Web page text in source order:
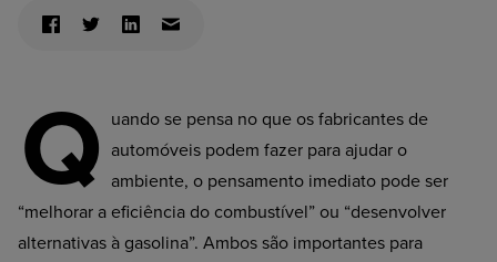
Q uando se pensa no que os fabricantes de
automóveis podem fazer para ajudar o
ambiente, o pensamento imediato pode ser
“melhorar a eficiência do combustível” ou “desenvolver
alternativas à gasolina”. Ambos são importantes para